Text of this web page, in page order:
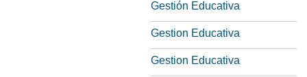
Gestión Educativa
Gestion Educativa
Gestion Educativa